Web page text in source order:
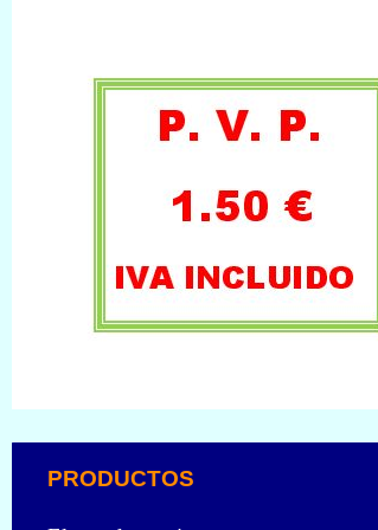
PRODUCTOS